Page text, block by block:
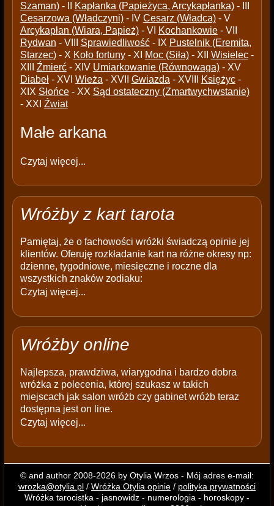
Szaman)- II Kapłanka (Papieżyca, Arcykapłanka)- III
Cesarzowa (Władczyni)- IV Cesarz (Władca)- V
Arcykapłan (Wiara, Papież)- VI Kochankowie- VII
Rydwan - VIII Sprawiedliwość- IX Pustelnik (Eremita,
Starzec)- X Koło fortuny- XI Moc (Siła)- XII Wisielec-
XIII Źmierć- XIV Umiarkowanie (Równowaga)- XV
Diabeł- XVI Wieża - XVII Gwiazda - XVIII Księżyc-
XIX Słońce- XX Sąd ostateczny (Zmartwychwstanie)
- XXI Źwiat
Małe arkana
Czytaj więcej...
Wróżby z kart tarota
Pamiętaj, że o fachowości wróżki świadczą opinie jej
klientów. Oferuję rozkładanie kart na różne okresy np:
dzienne, tygodniowe, miesięczne i roczne dla
wszystkich znaków zodiaku:
Czytaj więcej...
Wróżby online
Najlepsza, prawdziwa, wiarygodna i bardzo dobra
wróżka z polecenia, której szukasz w takich
miejscach jak salon wróżb czy gabinet wróżb teraz
dostępna jest on line.
Czytaj więcej...
© and author 2008-2026 by Otylia Wrzos - Mój adres e-mail:
wrozka@otylia.pl/ Wróżka Otylia opinie/ polityka prywatności
Wróżka tarocistka - jasnowidz - numerologia - horoskopy -